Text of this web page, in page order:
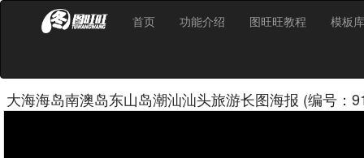
首页 功能介绍 图旺旺教程 模板库
大海海岛南澳岛东山岛潮汕汕头旅游长图海报 (编号：